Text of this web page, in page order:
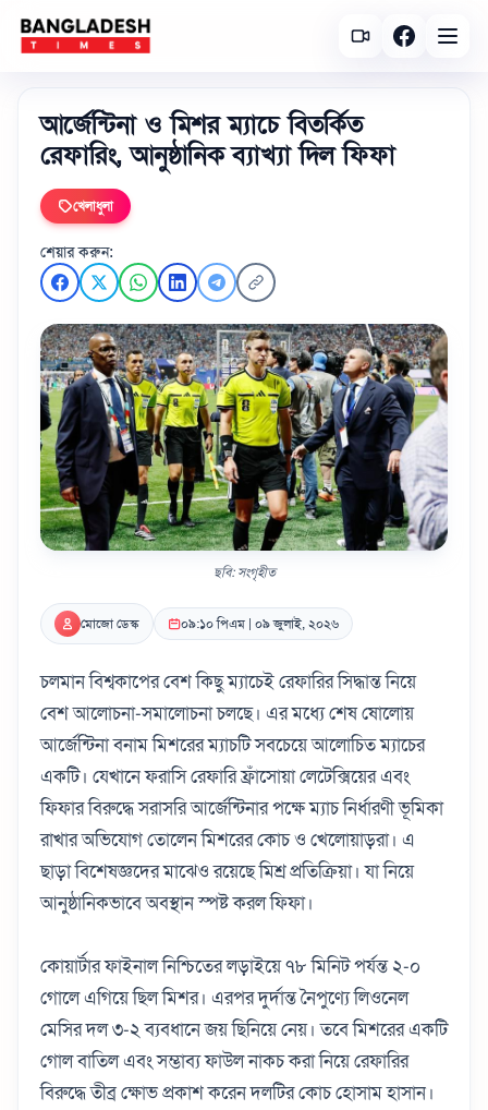
আর্জেন্টিনা ও মিশর ম্যাচে বিতর্কিত
রেফারিং, আনুষ্ঠানিক ব্যাখ্যা দিল ফিফা
খেলাধুলা
শেয়ার করুন:
ছবি: সংগৃহীত
মোজো ডেস্ক ০৯:১০ পিএম | ০৯ জুলাই, ২০২৬
চলমান বিশ্বকাপের বেশ কিছু ম্যাচেই রেফারির সিদ্ধান্ত নিয়ে
বেশ আলোচনা-সমালোচনা চলছে। এর মধ্যে শেষ ষোলোয়
আর্জেন্টিনা বনাম মিশরের ম্যাচটি সবচেয়ে আলোচিত ম্যাচের
একটি। যেখানে ফরাসি রেফারি ফ্রাঁসোয়া লেটেক্সিয়ের এবং
ফিফার বিরুদ্ধে সরাসরি আর্জেন্টিনার পক্ষে ম্যাচ নির্ধারণী ভূমিকা
রাখার অভিযোগ তোলেন মিশরের কোচ ও খেলোয়াড়রা। এ
ছাড়া বিশেষজ্ঞদের মাঝেও রয়েছে মিশ্র প্রতিক্রিয়া। যা নিয়ে
আনুষ্ঠানিকভাবে অবস্থান স্পষ্ট করল ফিফা।
কোয়ার্টার ফাইনাল নিশ্চিতের লড়াইয়ে ৭৮ মিনিট পর্যন্ত ২-০
গোলে এগিয়ে ছিল মিশর। এরপর দুর্দান্ত নৈপুণ্যে লিওনেল
মেসির দল ৩-২ ব্যবধানে জয় ছিনিয়ে নেয়। তবে মিশরের একটি
গোল বাতিল এবং সম্ভাব্য ফাউল নাকচ করা নিয়ে রেফারির
বিরুদ্ধে তীব্র ক্ষোভ প্রকাশ করেন দলটির কোচ হোসাম হাসান।